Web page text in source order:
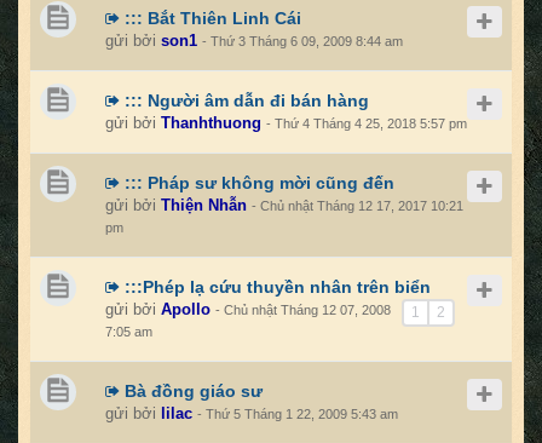
::: Bắt Thiên Linh Cái
gửi bởi son1 - Thứ 3 Tháng 6 09, 2009 8:44 am
::: Người âm dẫn đi bán hàng
gửi bởi Thanhthuong - Thứ 4 Tháng 4 25, 2018 5:57 pm
::: Pháp sư không mời cũng đến
gửi bởi Thiện Nhẫn - Chủ nhật Tháng 12 17, 2017 10:21
pm
:::Phép lạ cứu thuyền nhân trên biển
1 2
gửi bởi Apollo - Chủ nhật Tháng 12 07, 2008
7:05 am
Bà đồng giáo sư
gửi bởi lilac - Thứ 5 Tháng 1 22, 2009 5:43 am